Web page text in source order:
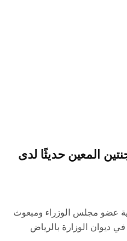
المعين حديثًا لدى
عضو مجلس الوزراء ومبعوث
ديوان الوزارة بالرياض